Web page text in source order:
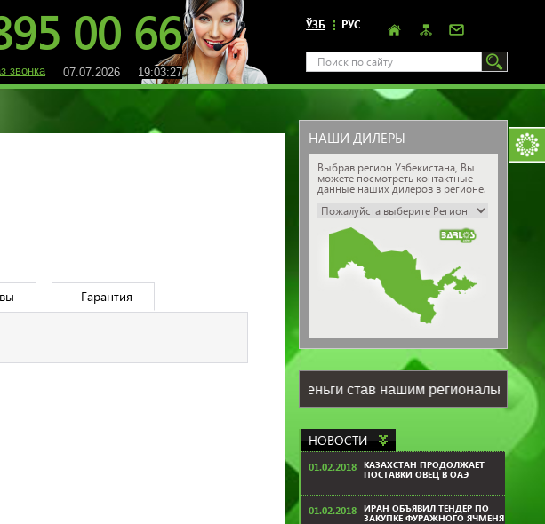
00 66
07.07.2026 19:03:28
звонка
ЎЗБ РУС
НАШИ ДИЛЕРЫ
Выбрав регион Узбекистана, Вы
можете посмотреть контактные
данные наших дилеров в регионе.
Мы предлагаем Вам зарабатывать деньги став нашим региональным
НОВОСТИ
01.02.2018
КАЗАХСТАН ПРОДОЛЖАЕТ
ПОСТАВКИ ОВЕЦ В ОАЭ
01.02.2018
ИРАН ОБЪЯВИЛ ТЕНДЕР ПО
ЗАКУПКЕ ФУРАЖНОГО ЯЧМЕНЯ
Гарантия